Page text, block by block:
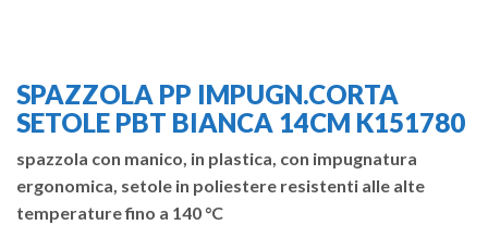
SPAZZOLA PP IMPUGN.CORTA
SETOLE PBT BIANCA 14CM K151780
spazzola con manico, in plastica, con impugnatura
ergonomica, setole in poliestere resistenti alle alte
temperature fino a 140 °C